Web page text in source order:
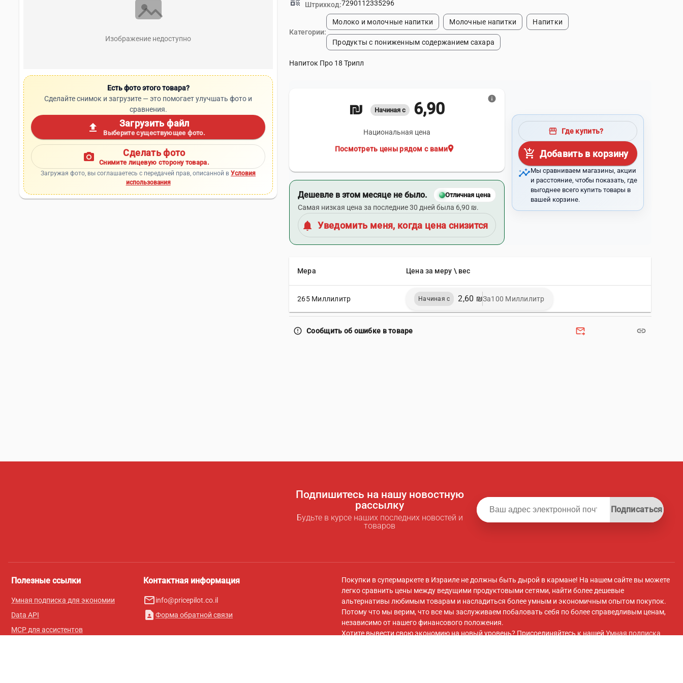
Изображение недоступно
Есть фото этого товара?
Сделайте снимок и загрузите — это помогает улучшать фото и
сравнения.
upload Загрузить файл
Выберите существующее фото.
photo_camera Сделать фото
Снимите лицевую сторону товара.
Загружая фото, вы соглашаетесь с передачей прав, описанной вУсловия
использования
Штрихкод:7290112335296
Категории:
Молоко и молочные напитки Молочные напитки Напитки
Продукты с пониженным содержанием сахара
Напиток Про 18 Трипл
Начиная с 6,90 ₪
Национальная цена
location_on
Посмотреть цены рядом с вами
info
Дешевле в этом месяце не было. Отличная цена
Самая низкая цена за последние 30 дней была 6,90 ₪.
notifications Уведомить меня, когда цена снизится
storefront Где купить?
add_shopping_cart Добавить в корзину
insightsМы сравниваем магазины, акции
и расстояние, чтобы показать, где
выгоднее всего купить товары в
вашей корзине.
Мера Цена за меру \ вес
265 Миллилитр Начиная с 2,60 ₪За100 Миллилитр
error_outline Сообщить об ошибке в товаре forward_to_inbox link
Подпишитесь на нашу новостную
рассылку
Будьте в курсе наших последних новостей и
товаров
Подписаться
Полезные ссылки
Умная подписка для экономии
Data API
MCP для ассистентов
Контактная информация
mail_outlineinfo@pricepilot.co.il
contact_page Форма обратной связи
Покупки в супермаркете в Израиле не должны быть дырой в кармане! На нашем сайте вы можете
легко сравнить цены между ведущими продуктовыми сетями, найти более дешевые
альтернативы любимым товарам и насладиться более умным и экономичным опытом покупок.
Потому что мы верим, что все мы заслуживаем побаловать себя по более справедливым ценам,
независимо от нашего финансового положения.
Хотите вывести свою экономию на новый уровень? Присоединяйтесь к нашей Умная подписка